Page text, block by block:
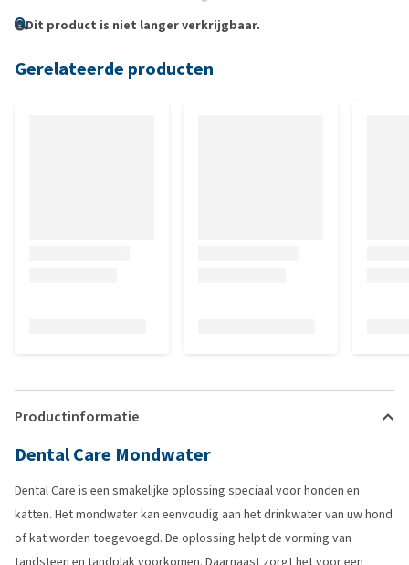
Dit product is niet langer verkrijgbaar.
Gerelateerde producten
Productinformatie
Dental Care Mondwater
Dental Care is een smakelijke oplossing speciaal voor honden en
katten. Het mondwater kan eenvoudig aan het drinkwater van uw hond
of kat worden toegevoegd. De oplossing helpt de vorming van